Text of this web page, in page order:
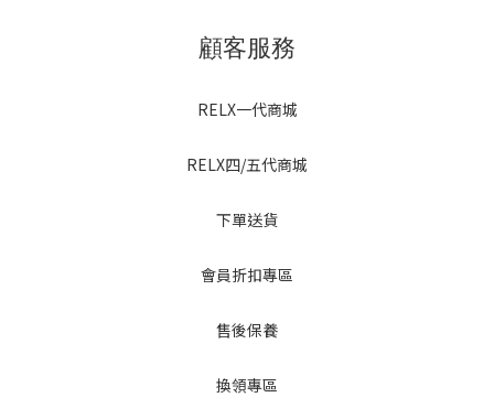
顧客服務
RELX一代商城
RELX四/五代商城
下單送貨
會員折扣專區
售後保養
換領專區